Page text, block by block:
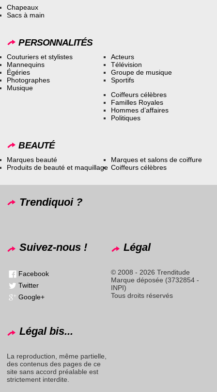
Chapeaux
Sacs à main
PERSONNALITÉS
Couturiers et stylistes
Mannequins
Égéries
Photographes
Musique
Acteurs
Télévision
Groupe de musique
Sportifs
Coiffeurs célèbres
Familles Royales
Hommes d’affaires
Politiques
BEAUTÉ
Marques beauté
Produits de beauté et maquillage
Marques et salons de coiffure
Coiffeurs célèbres
Trendiquoi ?
Suivez-nous !
Facebook
Twitter
Google+
Légal
© 2008 - 2026 Trenditude
Marque déposée (3732854 -
INPI)
Tous droits réservés
Légal bis...
La reproduction, même partielle,
des contenus des pages de ce
site sans accord préalable est
strictement interdite.